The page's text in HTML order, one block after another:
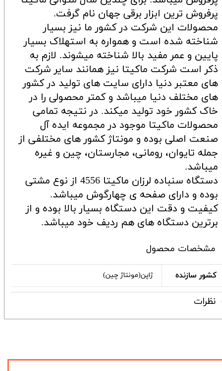
پرفروش ترین ابزار برقی جهان نام گرفت.
محصولات این شرکت در کشور ما نیز بسیار
شناخته شده است و همواره به استهلاک بسیار
پایین و عمر مفید بالا شناخته میشوند. لازم به
ذکر است شرکت ماکیتا نیز همانند سایر شرکت
های معتبر دنیا دارای سایت های تولید در کشور
های مختلف دنیا میباشد و کمتر محصولی را در
خاک کشور خود تولید میکند. در نتیجه تمامی
محصولات ماکیتا موجود در مجموعه ایده آل
صنعت اصلی بوده و مونتاژ کشور های مختلفی از
جمله تایوان، رومانی، مجارستان، چین و غیره
میباشد.
دستگاه سنباده لرزان ماکیتا 4556 از نوع مشتی
بوده و دارای صفحه ی چهارگوش میباشد.
کیفیت و دقت این دستگاه بسیار بالا بوده و از
برترین دستگاه های هم ردیف خود میباشد.
مشخصات محصول
کشور سازنده ژاپن(مونتاژ چین)
نظرات